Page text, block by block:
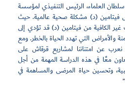
العلماء، الرئيس التنفيذي لمؤسسة
فيتامين (د) مشكلة صحية عالمية. حيث
غير الكافية من فيتامين (د) قد تؤدي إلى
والأمراض التي تهدد الحياة بالخطر. ومع
نعرب عن امتناننا لمشاريع قرقاش على
معًا في هذه الدراسة المهمة من أجل
وتحسين حياة المرضى والمساهمة في